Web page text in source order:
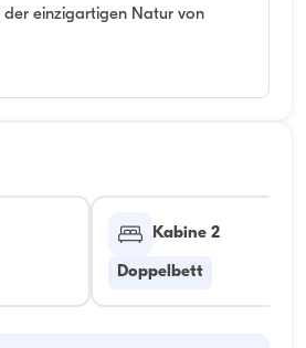
der einzigartigen Natur von
Kabine 2
Doppelbett